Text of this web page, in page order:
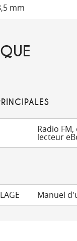
mm
Radio
lecteur
Manuel